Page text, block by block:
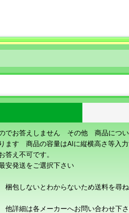
でお答えしません その他 商品につ
ます 商品の容量はAIに縦横高さ等入
答え不可です。
安発送をご選択下さい
包しないとわからないため送料を尋
詳細は各メーカーへお問い合わせ下